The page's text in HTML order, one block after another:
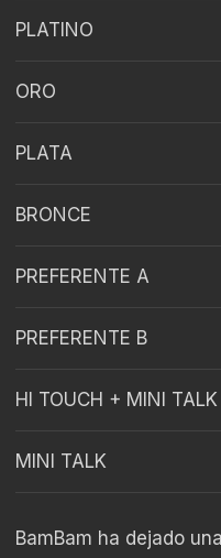
PLATINO
ORO
PLATA
BRONCE
PREFERENTE A
PREFERENTE B
HI TOUCH + MINI TALK
MINI TALK
BamBam ha dejado